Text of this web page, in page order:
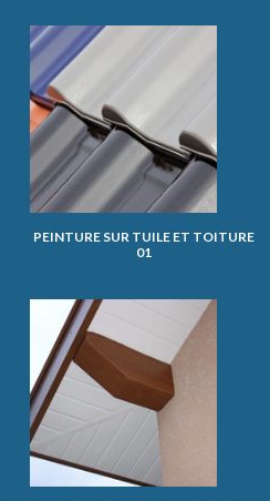
PEINTURE SUR TUILE ET TOITURE
01